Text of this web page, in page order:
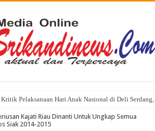
Pelaksanaan Hari Anak Nasional di Deli
Kajati Riau Dinanti Untuk Ungkap Semua
Siak 2014-2015